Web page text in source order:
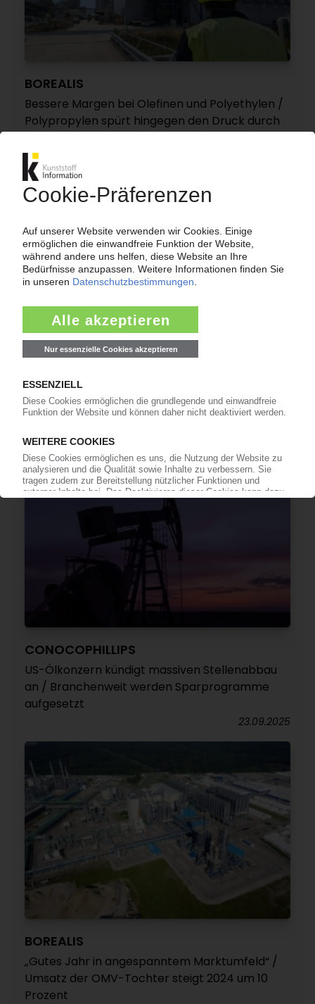
BOREALIS
Bessere Margen bei Olefinen und Polyethylen /
Polypropylen spürt hingegen den Druck durch
Pyrolyse-Großanlage in Schwechat kommt nun
frühestens in den 30er Jahren
CONOCOPHILLIPS
US-Ölkonzern kündigt massiven Stellenabbau
an / Branchenweit werden Sparprogramme
aufgesetzt
23.09.2025
BOREALIS
„Gutes Jahr in angespanntem Marktumfeld“ /
Umsatz der OMV-Tochter steigt 2024 um 10
Prozent